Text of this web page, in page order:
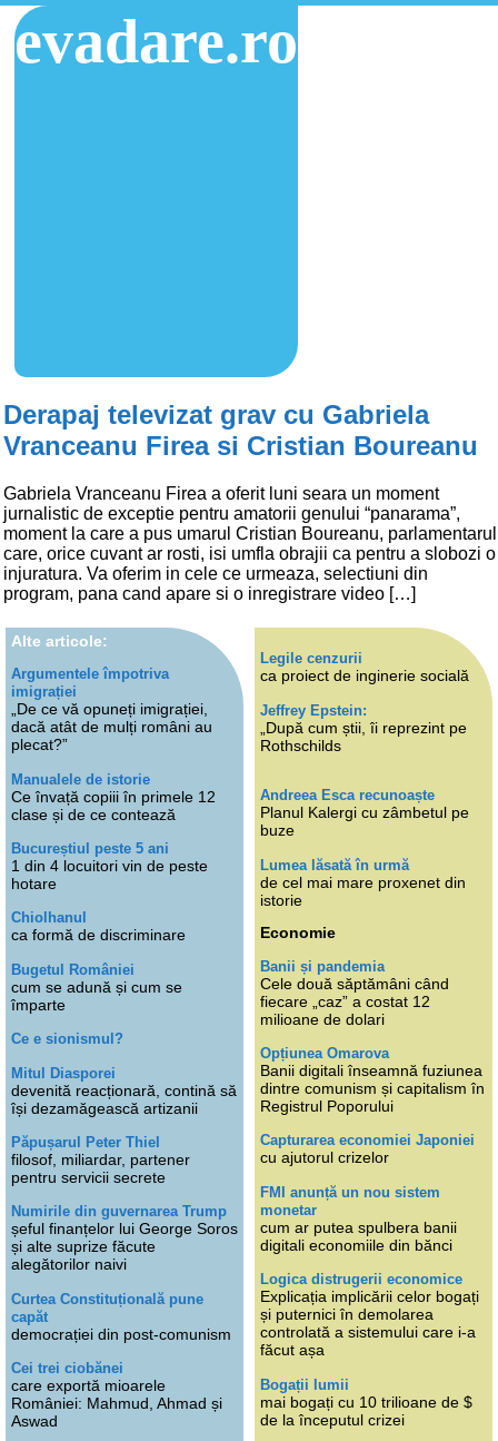
evadare.ro
Derapaj televizat grav cu Gabriela
Vranceanu Firea si Cristian Boureanu
Gabriela Vranceanu Firea a oferit luni seara un moment
jurnalistic de exceptie pentru amatorii genului “panarama”,
moment la care a pus umarul Cristian Boureanu, parlamentarul
care, orice cuvant ar rosti, isi umfla obrajii ca pentru a slobozi o
injuratura. Va oferim in cele ce urmeaza, selectiuni din
program, pana cand apare si o inregistrare video […]
Alte articole:
Argumentele împotriva
imigrației
„De ce vă opuneți imigrației,
dacă atât de mulți români au
plecat?”
Manualele de istorie
Ce învață copiii în primele 12
clase și de ce contează
Bucureștiul peste 5 ani
1 din 4 locuitori vin de peste
hotare
Chiolhanul
ca formă de discriminare
Bugetul României
cum se adună și cum se
împarte
Ce e sionismul?
Mitul Diasporei
devenită reacționară, contină să
își dezamăgească artizanii
Păpușarul Peter Thiel
filosof, miliardar, partener
pentru servicii secrete
Numirile din guvernarea Trump
șeful finanțelor lui George Soros
și alte suprize făcute
alegătorilor naivi
Curtea Constituțională pune
capăt
democrației din post-comunism
Cei trei ciobănei
care exportă mioarele
României: Mahmud, Ahmad și
Aswad
Legile cenzurii
ca proiect de inginerie socială
Jeffrey Epstein:
„După cum știi, îi reprezint pe
Rothschilds
Andreea Esca recunoaște
Planul Kalergi cu zâmbetul pe
buze
Lumea lăsată în urmă
de cel mai mare proxenet din
istorie
Economie
Banii și pandemia
Cele două săptămâni când
fiecare „caz” a costat 12
milioane de dolari
Opțiunea Omarova
Banii digitali înseamnă fuziunea
dintre comunism și capitalism în
Registrul Poporului
Capturarea economiei Japoniei
cu ajutorul crizelor
FMI anunță un nou sistem
monetar
cum ar putea spulbera banii
digitali economiile din bănci
Logica distrugerii economice
Explicația implicării celor bogați
și puternici în demolarea
controlată a sistemului care i-a
făcut așa
Bogații lumii
mai bogați cu 10 trilioane de $
de la începutul crizei